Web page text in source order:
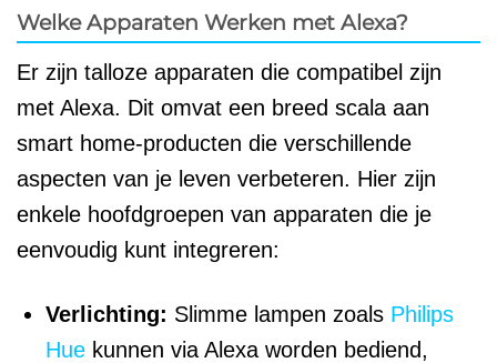
Welke Apparaten Werken met Alexa?
Er zijn talloze apparaten die compatibel zijn
met Alexa. Dit omvat een breed scala aan
smart home-producten die verschillende
aspecten van je leven verbeteren. Hier zijn
enkele hoofdgroepen van apparaten die je
eenvoudig kunt integreren:
Verlichting: Slimme lampen zoals Philips
Hue kunnen via Alexa worden bediend,